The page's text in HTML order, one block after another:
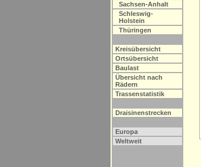
Sachsen-Anhalt
Schleswig-
Holstein
Thüringen
Kreisübersicht
Ortsübersicht
Baulast
Übersicht nach
Rädern
Trassenstatistik
Draisinenstrecken
Europa
Weltweit